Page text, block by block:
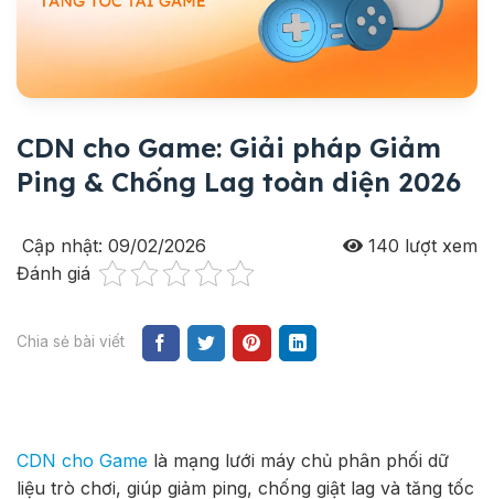
CDN cho Game: Giải pháp Giảm
Ping & Chống Lag toàn diện 2026
Cập nhật: 09/02/2026 140 lượt xem
Đánh giá
Chia sẻ bài viết
CDN cho Game là mạng lưới máy chủ phân phối dữ
liệu trò chơi, giúp giảm ping, chống giật lag và tăng tốc